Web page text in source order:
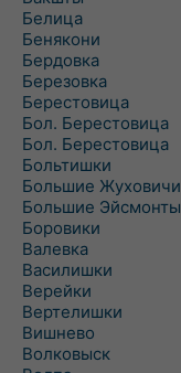
Белица
Бенякони
Бердовка
Березовка
Берестовица
Бол. Берестовица
Бол. Берестовица
Больтишки
Большие Жуховичи
Большие Эйсмонты
Боровики
Валевка
Василишки
Верейки
Вертелишки
Вишнево
Волковыск